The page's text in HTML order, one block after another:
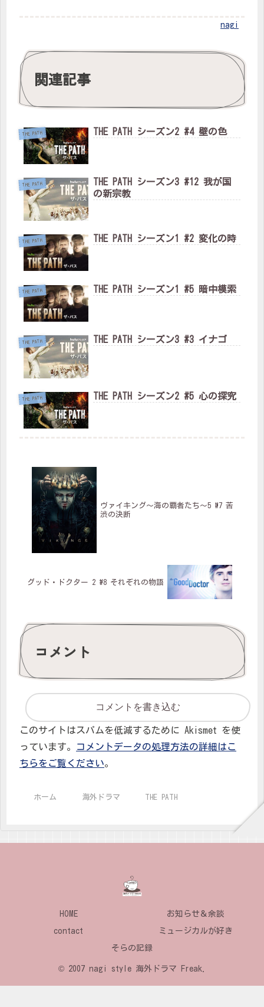
nagi
関連記事
THE PATH THE PATH シーズン2 #4 壁の色
THE PATH
THE PATH シーズン3 #12 我が国
の新宗教
THE PATH THE PATH シーズン1 #2 変化の時
THE PATH THE PATH シーズン1 #5 暗中模索
THE PATH THE PATH シーズン3 #3 イナゴ
THE PATH THE PATH シーズン2 #5 心の探究
ヴァイキング～海の覇者たち～5 #7 苦
渋の決断
グッド・ドクター 2 #8 それぞれの物語
コメント
コメントを書き込む
このサイトはスパムを低減するために Akismet を使
っています。
コメントデータの処理方法の詳細はこ
ちらをご覧ください。
ホーム 海外ドラマ THE PATH
HOME お知らせ＆余談
contact ミュージカルが好き
そらの記録
© 2007 nagi style 海外ドラマ Freak.